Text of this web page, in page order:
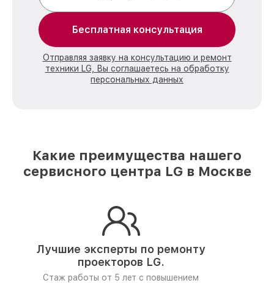
Бесплатная консультация
Отправляя заявку на консультацию и ремонт
техники LG, Вы соглашаетесь на обработку
персональных данных
Какие преимущества нашего
сервисного центра LG в Москве
Лучшие эксперты по ремонту
проекторов LG.
Стаж работы от 5 лет с повышением